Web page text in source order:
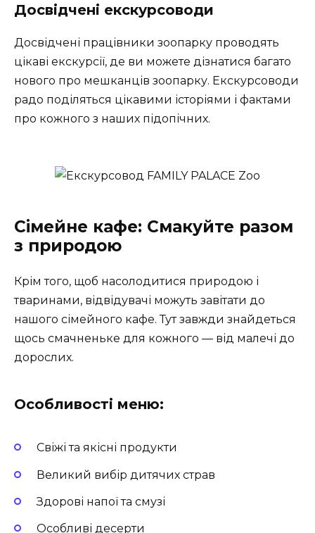
Досвідчені екскурсоводи
Досвідчені працівники зоопарку проводять
цікаві екскурсії, де ви можете дізнатися багато
нового про мешканців зоопарку. Екскурсоводи
радо поділяться цікавими історіями і фактами
про кожного з наших підопічних.
Сімейне кафе: Смакуйте разом
з природою
Крім того, щоб насолодитися природою і
тваринами, відвідувачі можуть завітати до
нашого сімейного кафе. Тут завжди знайдеться
щось смачненьке для кожного — від малечі до
дорослих.
Особливості меню:
Свіжі та якісні продукти
Великий вибір дитячих страв
Здорові напої та смузі
Особливі десерти